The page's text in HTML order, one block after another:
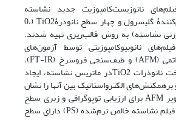
نانوزیست‌کامپوزیت جدید نشاسته
سیب‌زمینی حاوی نرم‌کنندۀ گلیسرول و چهار سطح نانوذرۀTiO2 (0،
وزنی- وزنی نشاسته) به روش قالب‌ریزی تهیه شدند.
نانوبیوکامپوزیتی توسط آزمون‌های
میکروسکوپ نیروی اتمی (AFM) و طیف‌سنجی‌ فروسرخ (FT-IR)،
به‌ترتیب پخش یکنواخت نانوذرات TiO2در ماتریس نشاسته، ایجاد
الکترواستاتیک بین آنها را نشان
داد. همچنین، از تصاویر AFM برای ارزیابی توپوگرافی و زبری سطح
فیلم‌ها استفاده شد. فیلم نشاسته خالص نرم‌شده (PS) دارای سطح